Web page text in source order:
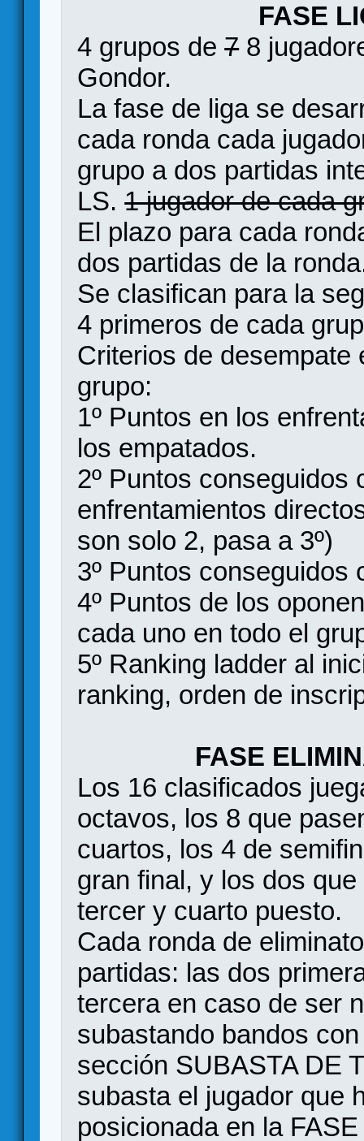
FASE
4 grupos de78
Gondor.
La fase de liga se
cada ronda cada
grupo a dos partidas
LS.1 jugador de cada
El plazo para cada
dos partidas de la
Se clasifican para la
4 primeros de cada
Criterios de desempate
grupo:
1º Puntos en los
los empatados.
2º Puntos conseguidos
enfrentamientos
son solo 2, pasa a 3º)
3º Puntos conseguidos
4º Puntos de los
cada uno en todo el
5º Ranking ladder al
ranking, orden de
FASE
Los 16 clasificados
octavos, los 8 que
cuartos, los 4 de
gran final, y los dos
tercer y cuarto puesto.
Cada ronda de
partidas: las dos
tercera en caso de ser
subastando bandos
sección SUBASTA DE
subasta el jugador que
posicionada en la